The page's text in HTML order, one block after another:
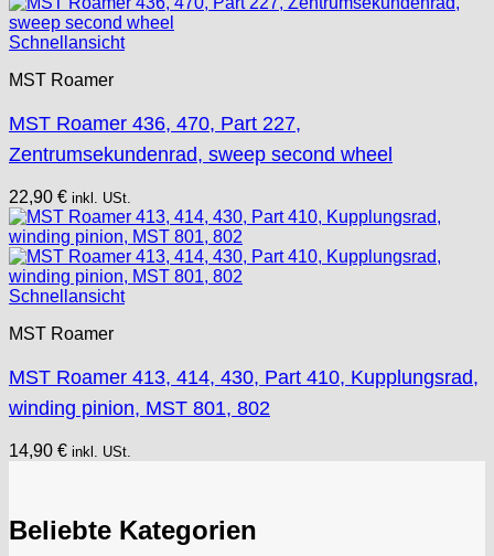
Schnellansicht
MST Roamer
MST Roamer 436, 470, Part 227,
Zentrumsekundenrad, sweep second wheel
22,90 € inkl. USt.
Schnellansicht
MST Roamer
MST Roamer 413, 414, 430, Part 410, Kupplungsrad,
winding pinion, MST 801, 802
14,90 € inkl. USt.
Beliebte Kategorien